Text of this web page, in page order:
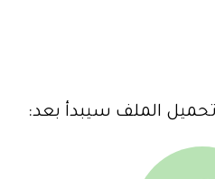
تحميل الملف سيبدأ بعد: